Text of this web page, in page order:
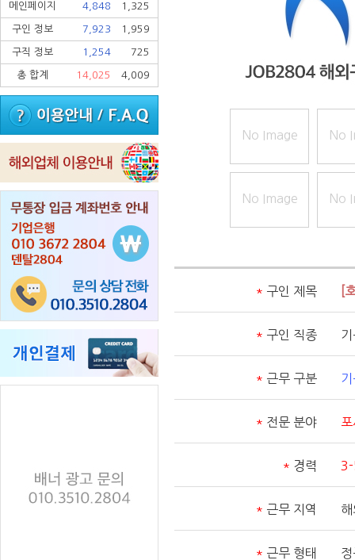
메인페이지 4,848 1,325
구인 정보 7,923 1,959
구직 정보 1,254 725
총 합계 14,025 4,009
No Image No
No Image No
* 구인 제목 [
* 구인 직종
* 근무 구분
* 전문 분야
* 경력
* 근무 지역
* 근무 형태